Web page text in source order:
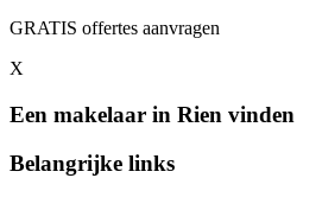
GRATIS offertes aanvragen
X
Een makelaar in Rien vinden
Belangrijke links